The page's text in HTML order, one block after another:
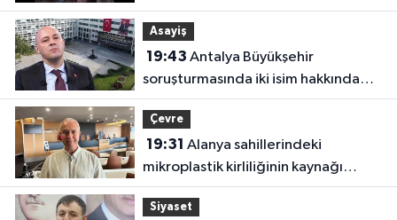
Asayiş
19:43
soruşturmasında iki isim hakkında
yeni karar
Çevre
19:31
mikroplastik kirliliğinin kaynağı
açıklandı
Siyaset